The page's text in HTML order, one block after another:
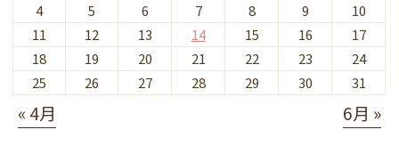
4
5 6 7 8 9
10
11
12 13 14 15 16
17
18
19 20 21 22 23
24
25
26 27 28 29 30 31
« 4月 6月 »